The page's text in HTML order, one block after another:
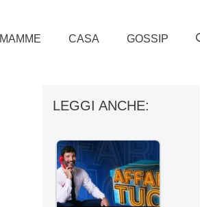
MAMME CASA GOSSIP
LEGGI ANCHE: